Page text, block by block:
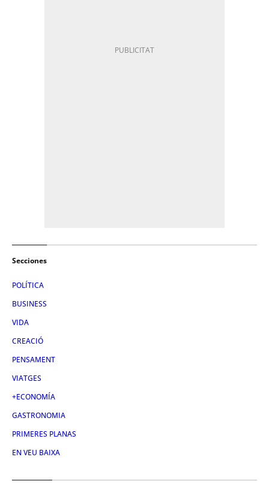
Secciones
POLÍTICA
BUSINESS
VIDA
CREACIÓ
PENSAMENT
VIATGES
+ECONOMÍA
GASTRONOMIA
PRIMERES PLANAS
EN VEU BAIXA